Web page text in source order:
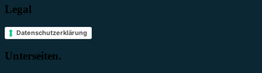
Legal
Datenschutzerklärung
Unterseiten.